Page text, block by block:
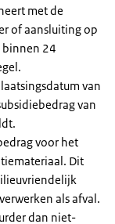
met de
of aansluiting op
binnen 24
van
van
voor het
Dit
als afval.
dan niet-